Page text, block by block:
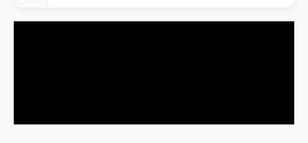
「白海豚」雨炸新北！通報109件災情 侯友宜揭這類災